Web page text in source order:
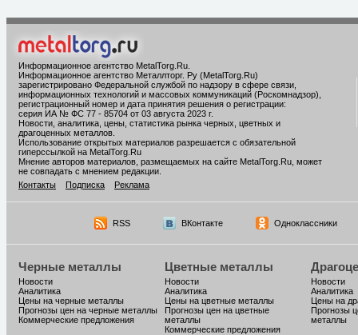
Информационное агентство MetalTorg.Ru
Информационное агентство Металлторг. Ру (MetalTorg.Ru)
зарегистрировано Федеральной службой по надзору в сфере связи,
информационных технологий и массовых коммуникаций (Роскомнадзор),
регистрационный номер и дата принятия решения о регистрации:
серия ИА № ФС 77 - 85704 от 03 августа 2023 г.
Новости, аналитика, цены, статистика рынка черных, цветных и
драгоценных металлов.
Использование открытых материалов разрешается с обязательной
гиперссылкой на MetalTorg.Ru
Мнение авторов материалов, размещаемых на сайте MetalTorg.Ru, может
не совпадать с мнением редакции.
Контакты
Подписка Реклама
RSS ВКонтакте Одноклассники
Черные металлы
Новости
Аналитика
Цены на черные металлы
Прогнозы цен на черные металлы
Коммерческие предложения
Цветные металлы
Новости
Аналитика
Цены на цветные металлы
Прогнозы цен на цветные
металлы
Коммерческие предложения
Новости
Аналитика
Цены на
Прогнозы
металлы